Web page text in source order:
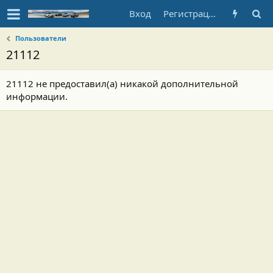
Вход Регистрация
Пользователи
21112
21112 не предоставил(а) никакой дополнительной
информации.